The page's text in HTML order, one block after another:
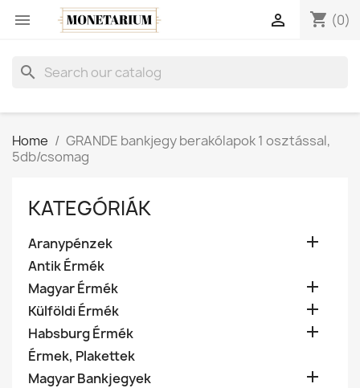
 shopping_cart (0)

search
Home
GRANDE bankjegy berakólapok 1 osztással,
5db/csomag
KATEGÓRIÁK
Aranypénzek 
Antik Érmék
Magyar Érmék

Külföldi Érmék 
Habsburg Érmék 
Érmek, Plakettek
Magyar Bankjegyek
